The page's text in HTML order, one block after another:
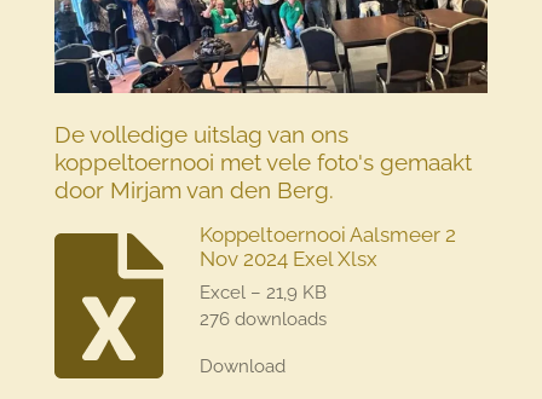
De volledige uitslag van ons
koppeltoernooi met vele foto's gemaakt
door Mirjam van den Berg.
Koppeltoernooi Aalsmeer 2
Nov 2024 Exel Xlsx
Excel – 21,9 KB
276 downloads
Download